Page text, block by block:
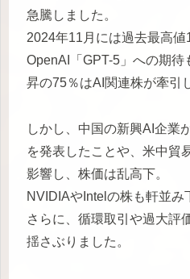
急騰しました。
2024年11月には過去最高値
OpenAI「GPT-5」への期待
昇の75％はAI関連株が牽引
しかし、中国の新興AI企業
を発表したことや、米中貿
影響し、株価は乱高下。
NVIDIAやIntelの株も軒並み
さらに、循環取引や過大評
揺さぶりました。